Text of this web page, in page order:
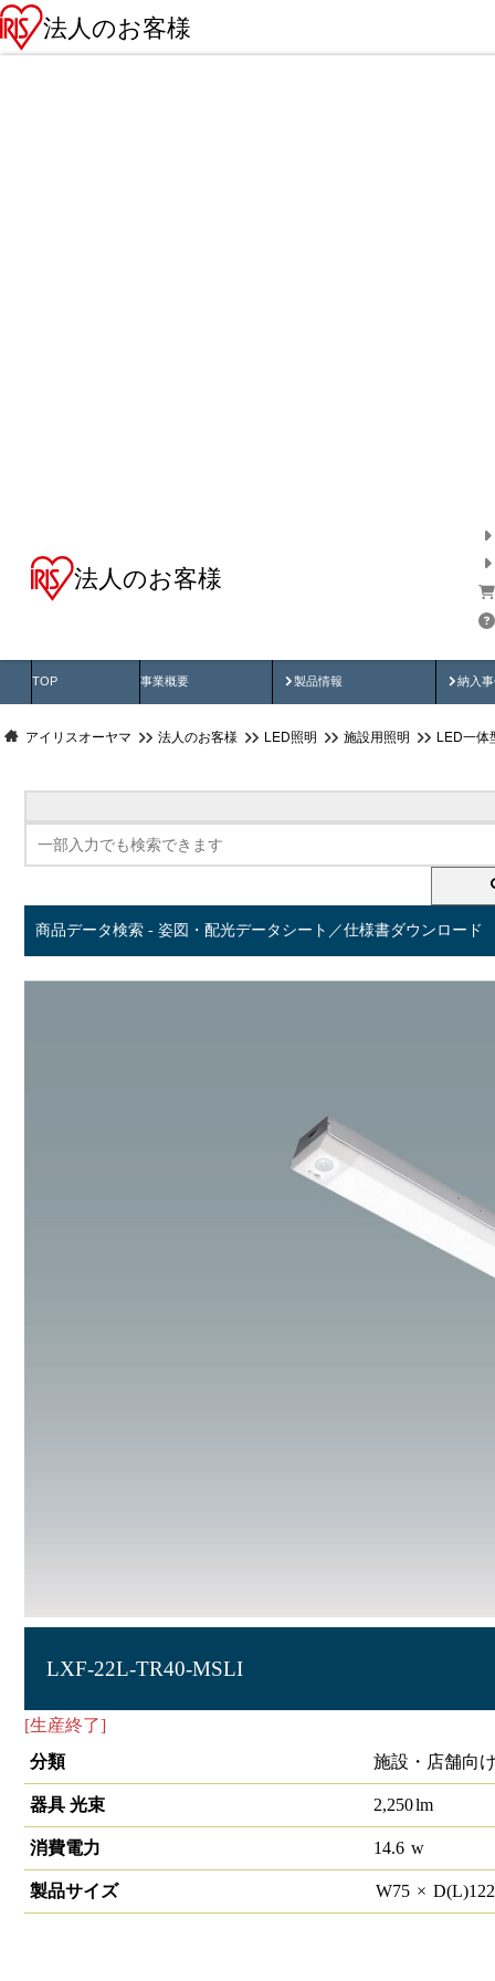
法人のお客様
法人のお客様
TOP 事業概要 製品情報
製品動画 納入
納
アイリスオーヤマ 法人のお客様 LED照明 施設用照明 LED一体
商品データ検索 - 姿図・配光データシート／仕様書ダウンロード
LXF-22L-TR40-MSLI
[生産終了]
分類
施設・店舗向
器具 光束 2,250lm
消費電力 14.6 w
製品サイズ W75 × D(L)